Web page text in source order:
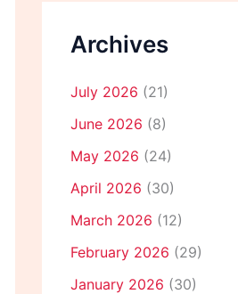
Archives
July 2026 (21)
June 2026 (8)
May 2026 (24)
April 2026 (30)
March 2026 (12)
February 2026 (29)
January 2026 (30)